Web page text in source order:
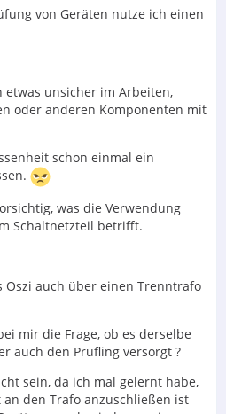
von Geräten nutze ich einen
unsicher im Arbeiten,
oder anderen Komponenten mit
schon einmal ein
was die Verwendung
Schaltnetzteil betrifft.
Oszi auch über einen Trenntrafo
mir die Frage, ob es derselbe
auch den Prüfling versorgt ?
sein, da ich mal gelernt habe,
den Trafo anzuschließen ist